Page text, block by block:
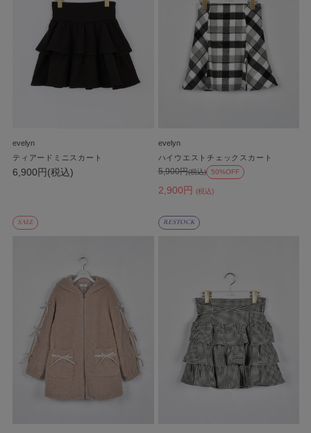
evelyn
ティアードミニスカート
6,900円(税込)
evelyn
ハイウエストチェックスカート
2,900円 (税込)
5,900円(税込) 50%OFF
SALE RESTOCK